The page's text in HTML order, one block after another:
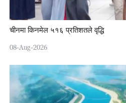
चीनमा किनमेल ५१६ प्रतिशतले वृद्धि
08-Aug-2026